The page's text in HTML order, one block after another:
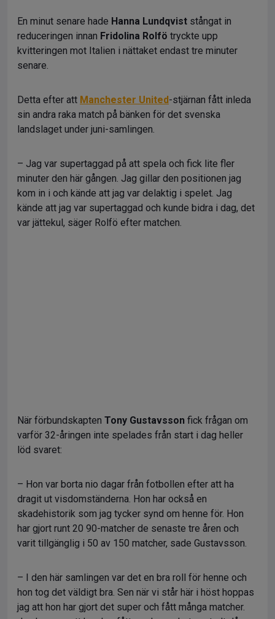
En minut senare hade Hanna Lundqvist stångat in
reduceringen innan Fridolina Rolfö tryckte upp
kvitteringen mot Italien i nättaket endast tre minuter
senare.
Detta efter att Manchester United-stjärnan fått inleda
sin andra raka match på bänken för det svenska
landslaget under juni-samlingen.
– Jag var supertaggad på att spela och fick lite fler
minuter den här gången. Jag gillar den positionen jag
kom in i och kände att jag var delaktig i spelet. Jag
kände att jag var supertaggad och kunde bidra i dag, det
var jättekul, säger Rolfö efter matchen.
När förbundskapten Tony Gustavsson fick frågan om
varför 32-åringen inte spelades från start i dag heller
löd svaret:
– Hon var borta nio dagar från fotbollen efter att ha
dragit ut visdomständerna. Hon har också en
skadehistorik som jag tycker synd om henne för. Hon
har gjort runt 20 90-matcher de senaste tre åren och
varit tillgänglig i 50 av 150 matcher, sade Gustavsson.
– I den här samlingen var det en bra roll för henne och
hon tog det väldigt bra. Sen när vi står här i höst hoppas
jag att hon har gjort det super och fått många matcher.